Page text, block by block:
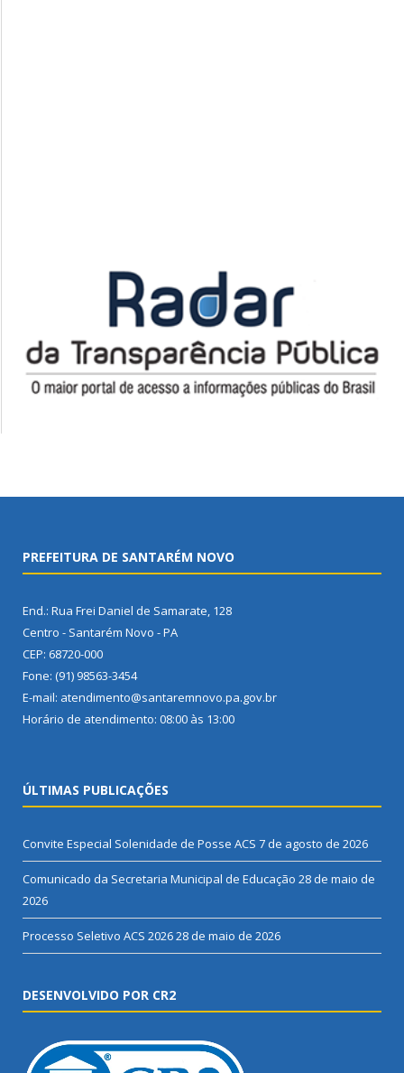
PREFEITURA DE SANTARÉM NOVO
End.: Rua Frei Daniel de Samarate, 128
Centro - Santarém Novo - PA
CEP: 68720-000
Fone: (91) 98563-3454
E-mail: atendimento@santaremnovo.pa.gov.br
Horário de atendimento: 08:00 às 13:00
ÚLTIMAS PUBLICAÇÕES
Convite Especial Solenidade de Posse ACS 7 de agosto de 2026
Comunicado da Secretaria Municipal de Educação 28 de maio de
2026
Processo Seletivo ACS 202628 de maio de 2026
DESENVOLVIDO POR CR2